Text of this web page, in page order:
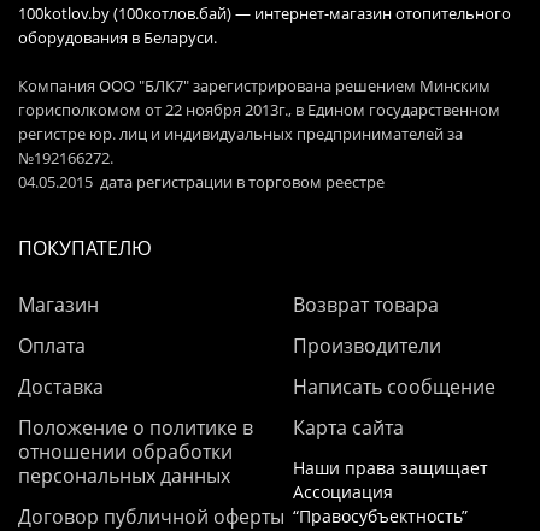
100kotlov.by (100котлов.бай) — интернет-магазин отопительного
оборудования в Беларуси.
Компания ООО "БЛК7" зарегистрирована решением Минским
горисполкомом от 22 ноября 2013г., в Едином государственном
регистре юр. лиц и индивидуальных предпринимателей за
№192166272.
04.05.2015 дата регистрации в торговом реестре
ПОКУПАТЕЛЮ
Магазин
Оплата
Доставка
Положение о политике в
отношении обработки
персональных данных
Договор публичной оферты
Возврат товара
Производители
Написать сообщение
Карта сайта
Наши права защищает
Ассоциация
“Правосубъектность”